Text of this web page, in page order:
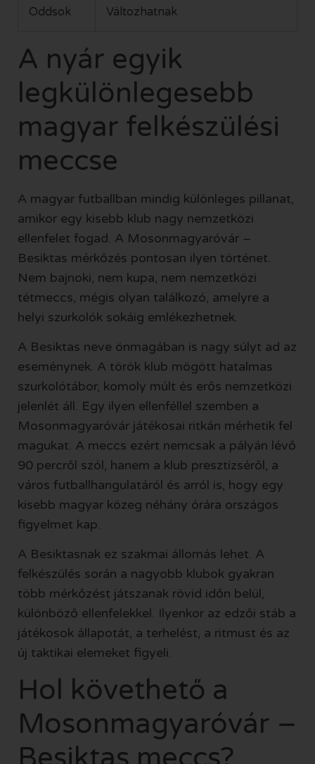
Oddsok Változhatnak
A nyár egyik
legkülönlegesebb
magyar felkészülési
meccse
A magyar futballban mindig különleges pillanat,
amikor egy kisebb klub nagy nemzetközi
ellenfelet fogad. A Mosonmagyaróvár –
Besiktas mérkőzés pontosan ilyen történet.
Nem bajnoki, nem kupa, nem nemzetközi
tétmeccs, mégis olyan találkozó, amelyre a
helyi szurkolók sokáig emlékezhetnek.
A Besiktas neve önmagában is nagy súlyt ad az
eseménynek. A török klub mögött hatalmas
szurkolótábor, komoly múlt és erős nemzetközi
jelenlét áll. Egy ilyen ellenféllel szemben a
Mosonmagyaróvár játékosai ritkán mérhetik fel
magukat. A meccs ezért nemcsak a pályán lévő
90 percről szól, hanem a klub presztízséről, a
város futballhangulatáról és arról is, hogy egy
kisebb magyar közeg néhány órára országos
figyelmet kap.
A Besiktasnak ez szakmai állomás lehet. A
felkészülés során a nagyobb klubok gyakran
több mérkőzést játszanak rövid időn belül,
különböző ellenfelekkel. Ilyenkor az edzői stáb a
játékosok állapotát, a terhelést, a ritmust és az
új taktikai elemeket figyeli.
Hol követhető a
Mosonmagyaróvár –